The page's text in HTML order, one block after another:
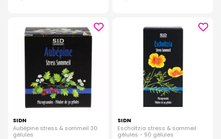
SIDN
Aubépine stress & sommeil 30
gélules
SIDN
Escholtzia stress & sommeil
gélules - 90 gélules